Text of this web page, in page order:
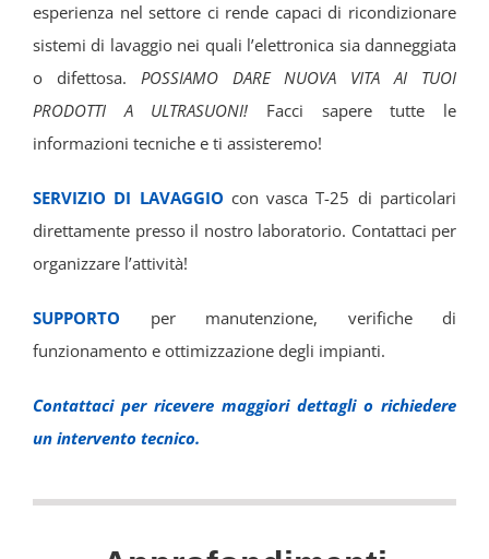
esperienza nel settore ci rende capaci di ricondizionare
sistemi di lavaggio nei quali l’elettronica sia danneggiata
o difettosa. POSSIAMO DARE NUOVA VITA AI TUOI
PRODOTTI A ULTRASUONI! Facci sapere tutte le
informazioni tecniche e ti assisteremo!
SERVIZIO DI LAVAGGIO con vasca T-25 di particolari
direttamente presso il nostro laboratorio. Contattaci per
organizzare l’attività!
SUPPORTO per manutenzione, verifiche di
funzionamento e ottimizzazione degli impianti.
Contattaci per ricevere maggiori dettagli o richiedere
un intervento tecnico.